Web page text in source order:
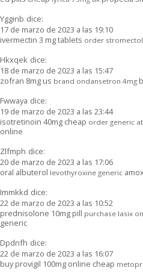
Ygginb dice:
17 de marzo de 2023 a las 19:10
ivermectin 3 mg tablets order
Hkxqek dice:
18 de marzo de 2023 a las 15:47
zofran 8mg us brand ondansetron 4mg
Fwwaya dice:
19 de marzo de 2023 a las 23:44
isotretinoin 40mg cheap order generic
online
Zlfmph dice:
20 de marzo de 2023 a las 17:06
oral albuterol levothyroxine generic
Immkkd dice:
22 de marzo de 2023 a las 10:52
prednisolone 10mg pill purchase lasix
generic
Dpdnfh dice:
22 de marzo de 2023 a las 16:07
buy provigil 100mg online cheap